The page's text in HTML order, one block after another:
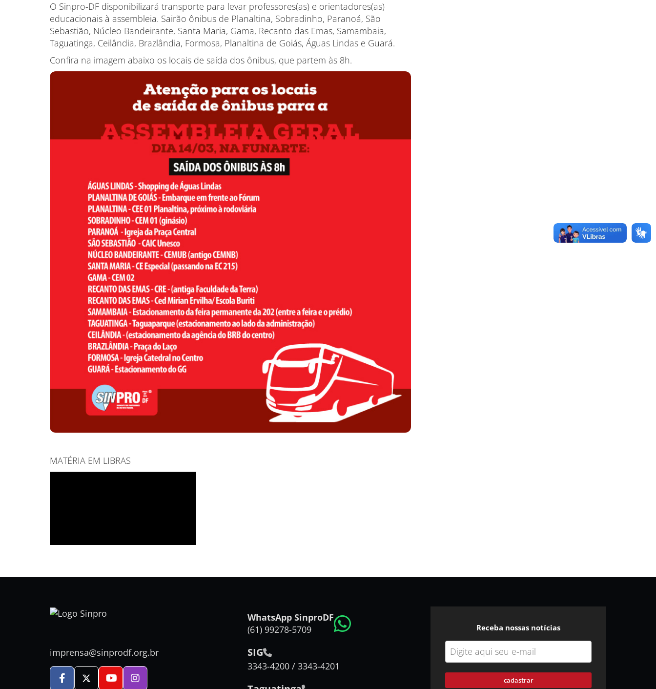
O Sinpro-DF disponibilizará transporte para levar professores(as) e orientadores(as)
educacionais à assembleia. Sairão ônibus de Planaltina, Sobradinho, Paranoá, São
Sebastião, Núcleo Bandeirante, Santa Maria, Gama, Recanto das Emas, Samambaia,
Taguatinga, Ceilândia, Brazlândia, Formosa, Planaltina de Goiás, Águas Lindas e Guará.
Confira na imagem abaixo os locais de saída dos ônibus, que partem às 8h.
MATÉRIA EM LIBRAS
imprensa@sinprodf.org.br
WhatsApp SinproDF
(61) 99278-5709
SIG
3343-4200 / 3343-4201
Receba nossas notícias
cadastrar